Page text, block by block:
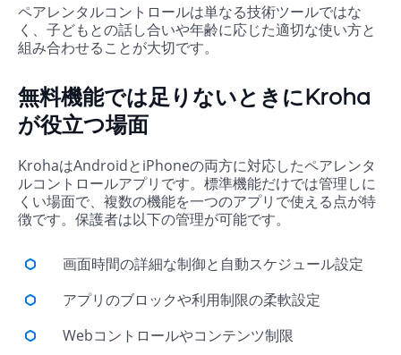
ペアレンタルコントロールは単なる技術ツールではな
く、子どもとの話し合いや年齢に応じた適切な使い方と
組み合わせることが大切です。
無料機能では足りないときにKroha
が役立つ場面
KrohaはAndroidとiPhoneの両方に対応したペアレンタ
ルコントロールアプリです。標準機能だけでは管理しに
くい場面で、複数の機能を一つのアプリで使える点が特
徴です。保護者は以下の管理が可能です。
画面時間の詳細な制御と自動スケジュール設定
アプリのブロックや利用制限の柔軟設定
Webコントロールやコンテンツ制限